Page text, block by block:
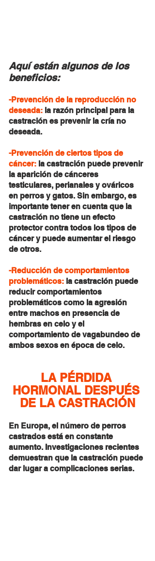
Aquí están algunos de los
beneficios:
-Prevención de la reproducción no
deseada: la razón principal para la
castración es prevenir la cría no
deseada.
-Prevención de ciertos tipos de
cáncer: la castración puede prevenir
la aparición de cánceres
testiculares, perianales y ováricos
en perros y gatos. Sin embargo, es
importante tener en cuenta que la
castración no tiene un efecto
protector contra todos los tipos de
cáncer y puede aumentar el riesgo
de otros.
-Reducción de comportamientos
problemáticos: la castración puede
reducir comportamientos
problemáticos como la agresión
entre machos en presencia de
hembras en celo y el
comportamiento de vagabundeo de
ambos sexos en época de celo.
LA PÉRDIDA
HORMONAL DESPUÉS
DE LA CASTRACIÓN
En Europa, el número de perros
castrados está en constante
aumento. Investigaciones recientes
demuestran que la castración puede
dar lugar a complicaciones serias.